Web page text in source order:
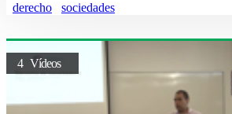
derecho sociedades
4 Vídeos